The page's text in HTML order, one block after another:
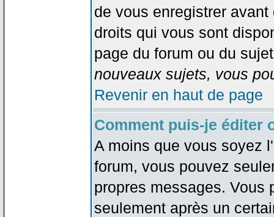
de vous enregistrer
droits qui vous sont
page du forum ou du
nouveaux sujets, vous
Revenir en haut de page
Comment puis-je éditer
A moins que vous soyez
forum, vous pouvez
propres messages. Vous
seulement après un